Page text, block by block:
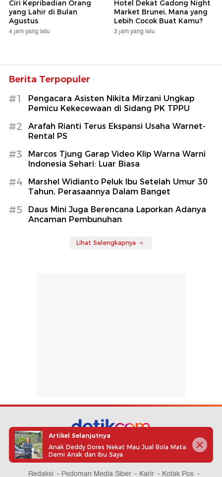
Ciri Kepribadian Orang
yang Lahir di Bulan
Agustus
4 jam yang lalu
Hotel Dekat Gadong Night
Market Brunei, Mana yang
Lebih Cocok Buat Kamu?
3 jam yang lalu
Berita Terpopuler
#1
Pengacara Asisten Nikita Mirzani Ungkap
Pemicu Kekecewaan di Sidang PK TPPU
#2
Arafah Rianti Terus Ekspansi Usaha Warnet-
Rental PS
#3
Marcos Tjung Garap Video Klip Warna Warni
Indonesia Sehari: Luar Biasa
#4
Marshel Widianto Peluk Ibu Setelah Umur 30
Tahun, Perasaannya Dalam Banget
#5
Daus Mini Juga Berencana Laporkan Adanya
Ancaman Pembunuhan
Lihat Selengkapnya
part of
Redaksi Pedoman Media Siber Karir Kotak Pos
Artikel Selanjutnya
Anak Deddy Dores Nekat Mau Jual Bola Mata:
Demi Anak dan Ibu Saya